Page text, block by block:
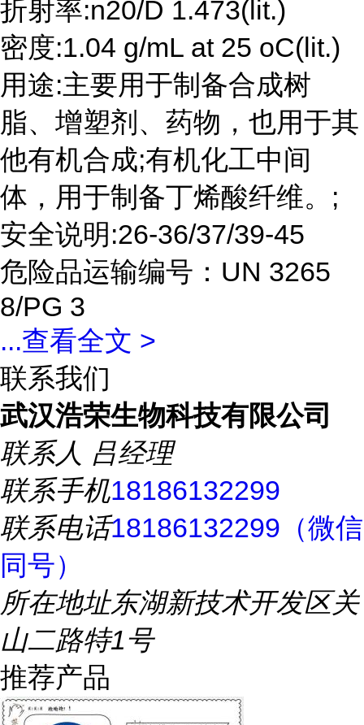
折射率:n20/D 1.473(lit.)
密度:1.04 g/mL at 25 oC(lit.)
用途:主要用于制备合成树
脂、增塑剂、药物，也用于其
他有机合成;有机化工中间
体，用于制备丁烯酸纤维。;
安全说明:26-36/37/39-45
危险品运输编号：UN 3265
8/PG 3
...查看全文 >
联系我们
武汉浩荣生物科技有限公司
联系人 吕经理
联系手机18186132299
联系电话18186132299（微信
同号）
所在地址东湖新技术开发区关
山二路特1号
推荐产品